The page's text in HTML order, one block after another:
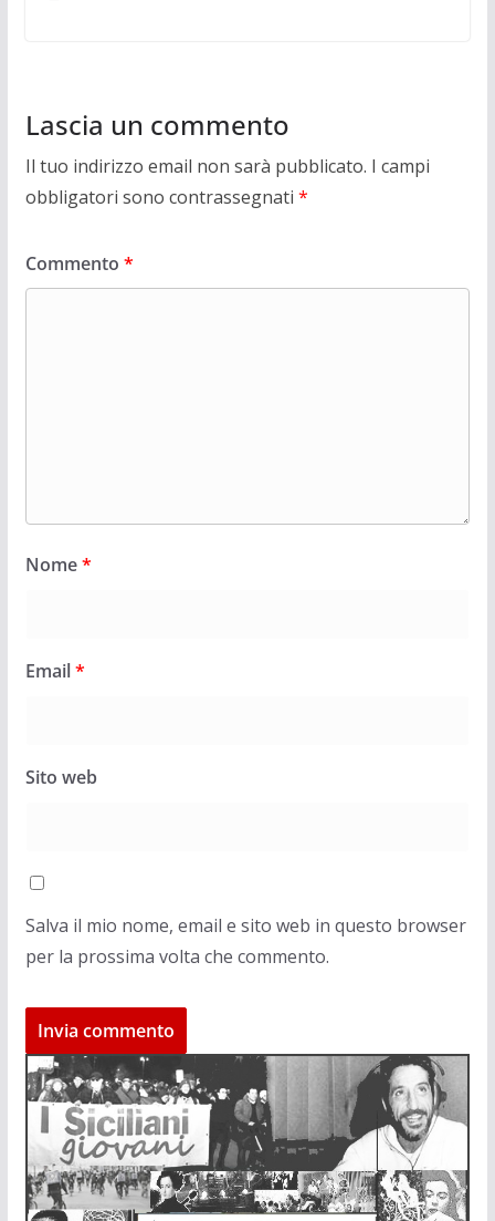
Lascia un commento
Il tuo indirizzo email non sarà pubblicato. I campi
obbligatori sono contrassegnati *
Commento *
Nome*
Email*
Sito web
Salva il mio nome, email e sito web in questo browser
per la prossima volta che commento.